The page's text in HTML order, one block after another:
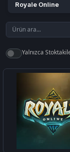
Royale Online
Yalnızca